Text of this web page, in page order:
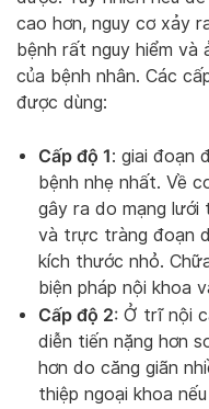
cao hơn, nguy cơ xảy
bệnh rất nguy hiểm và
của bệnh nhân. Các
được dùng:
Cấp độ 1: giai đoạn
bệnh nhẹ nhất. Về
gây ra do mạng lưới
và trực tràng đoạn
kích thước nhỏ.
biện pháp nội khoa
Cấp độ 2: Ở trĩ nội
diễn tiến nặng hơn
hơn do căng giãn
thiệp ngoại khoa